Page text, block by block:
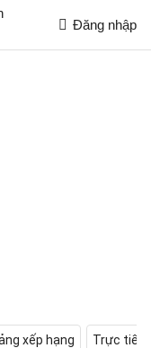
Đăng nhập
xếp hạng Trực tiếp